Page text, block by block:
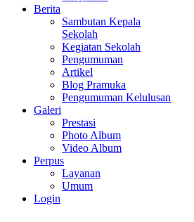
Berita
Sambutan Kepala
Sekolah
Kegiatan Sekolah
Pengumuman
Artikel
Blog Pramuka
Pengumuman Kelulusan
Galeri
Prestasi
Photo Album
Video Album
Perpus
Layanan
Umum
Login